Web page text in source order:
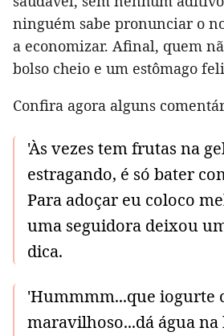
ninguém sabe pronunciar o
a economizar. Afinal, quem
bolso cheio e um estômago
Confira agora alguns
'Às vezes tem frutas na
estragando, é só bater
Para adoçar eu coloco
uma seguidora deixou
dica.
'Hummmm...que iogurte
maravilhoso...dá água na